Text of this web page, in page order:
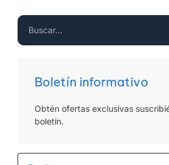
Boletín informativo
Obtén ofertas exclusivas
boletín.